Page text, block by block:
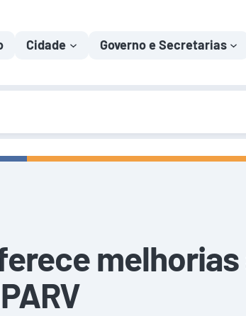
Cidade Governo e Secretarias